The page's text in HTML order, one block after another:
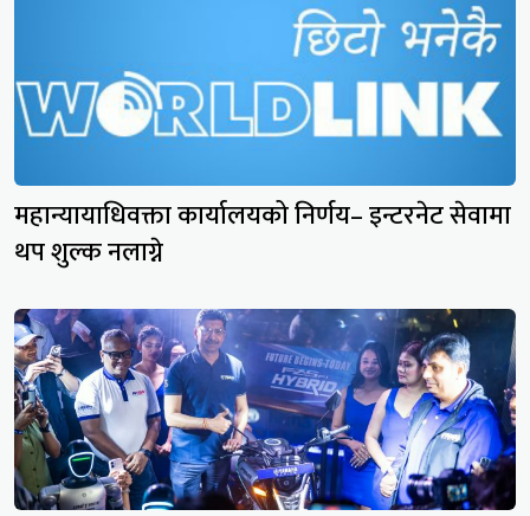
महान्यायाधिवक्ता कार्यालयको निर्णय– इन्टरनेट सेवामा
थप शुल्क नलाग्ने